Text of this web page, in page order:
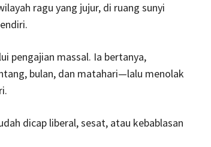
ragu yang jujur, di ruang sunyi
pengajian massal. Ia bertanya,
bulan, dan matahari—lalu menolak
dicap liberal, sesat, atau kebablasan